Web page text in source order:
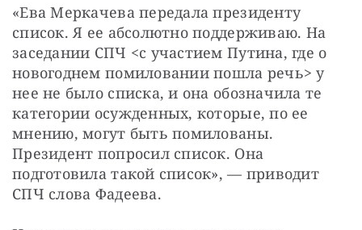
«Ева Меркачева передала президенту
список. Я ее абсолютно поддерживаю. На
заседании СПЧ <с участием Путина, где о
новогоднем помиловании пошла речь> у
нее не было списка, и она обозначила те
категории осужденных, которые, по ее
мнению, могут быть помилованы.
Президент попросил список. Она
подготовила такой список», — приводит
СПЧ слова Фадеева.